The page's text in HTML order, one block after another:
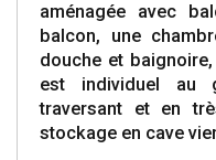
aménagée avec
balcon, une
douche et
est individuel au
traversant et en
stockage en cave